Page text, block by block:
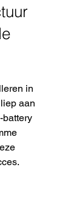
in
aan
battery